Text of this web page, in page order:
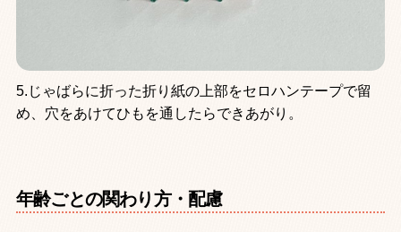
5.じゃばらに折った折り紙の上部をセロハンテープで留
め、穴をあけてひもを通したらできあがり。
年齢ごとの関わり方・配慮